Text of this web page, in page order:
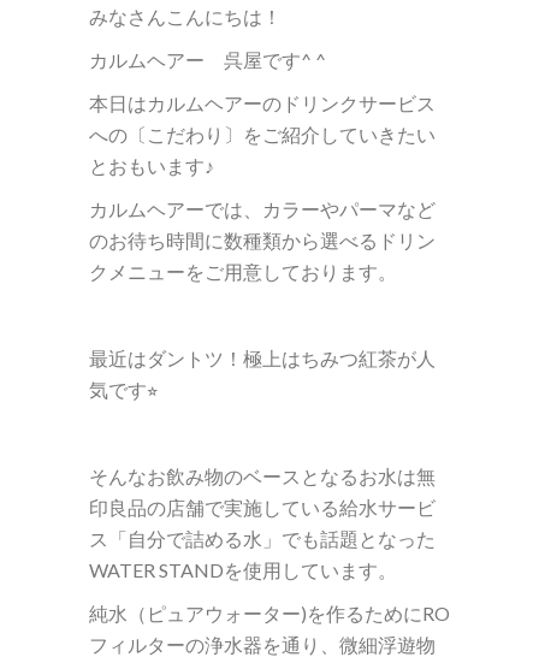
みなさんこんにちは！
カルムヘアー 呉屋です^ ^
本日はカルムヘアーのドリンクサービス
への 〔こだわり〕をご紹介していきたい
とおもいます♪
カルムヘアーでは、カラーやパーマなど
のお待ち時間に数種類から選べるドリン
クメニューをご用意しております。
最近はダントツ！極上はちみつ紅茶が人
気です⭐︎
そんなお飲み物のベースとなるお水は無
印良品の店舗で実施している給水サービ
ス「自分で詰める水」でも話題となった
WATER STANDを使用しています。
純水（ピュアウォーター)を作るためにRO
フィルターの浄水器を通り、 微細浮遊物